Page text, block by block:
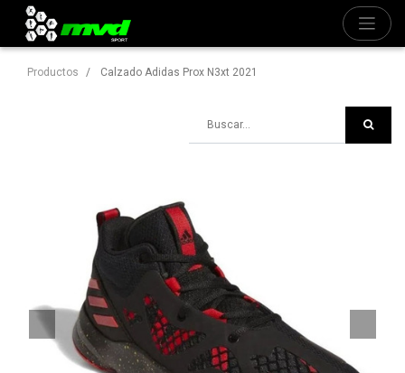
Productos Calzado Adidas Prox N3xt 2021